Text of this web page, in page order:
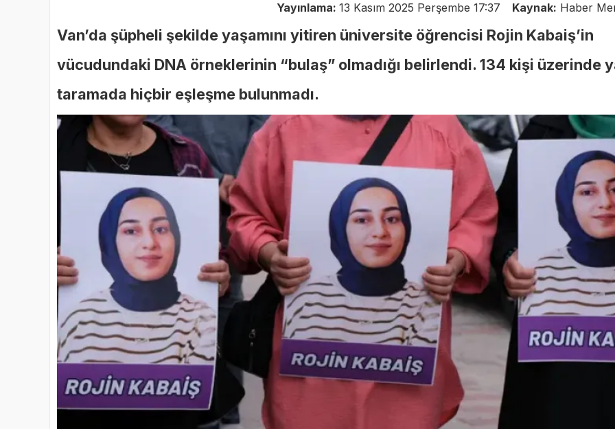
Yayınlama: 13 Kasım 2025 Perşembe 17:37 Kaynak: Haber
Van’da şüpheli şekilde yaşamını yitiren üniversite öğrencisi Rojin Kabaiş’in
vücudundaki DNA örneklerinin “bulaş” olmadığı belirlendi. 134 kişi üzerinde
taramada hiçbir eşleşme bulunmadı.